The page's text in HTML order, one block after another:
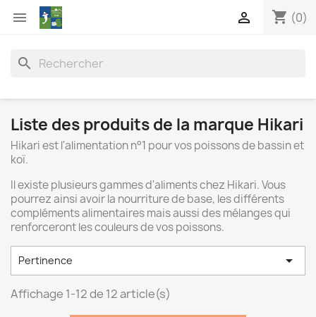
 shopping_cart (0)

search
Liste des produits de la marque Hikari
Hikari est l'alimentation n°1 pour vos poissons de bassin et
koï.
Il existe plusieurs gammes d'aliments chez Hikari. Vous
pourrez ainsi avoir la nourriture de base, les différents
compléments alimentaires mais aussi des mélanges qui
renforceront les couleurs de vos poissons.
Pertinence 
Affichage 1-12 de 12 article(s)